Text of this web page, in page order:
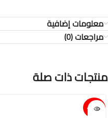
معلومات إضافية
مراجعات (0)
منتجات ذات صلة
15%-